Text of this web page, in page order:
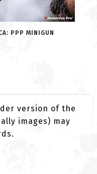
PPP MINIGUN
version of the
images) may